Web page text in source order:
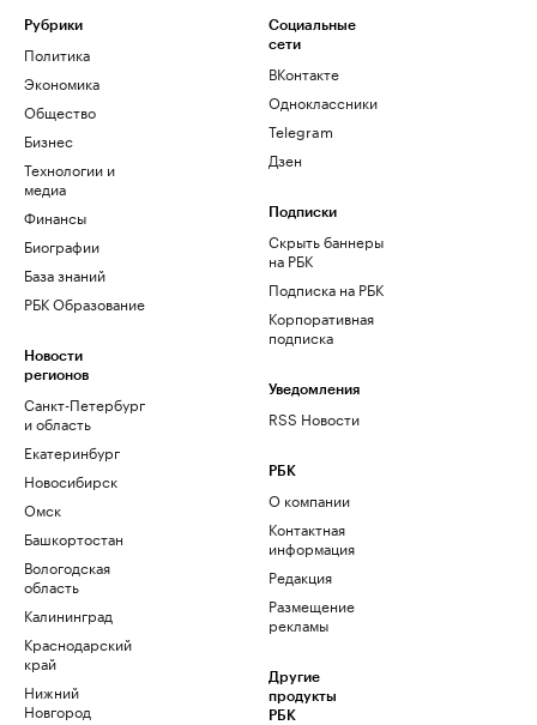
Рубрики
Политика
Экономика
Общество
Бизнес
Технологии и
медиа
Финансы
Биографии
База знаний
РБК Образование
Новости
регионов
Санкт-Петербург
и область
Екатеринбург
Новосибирск
Омск
Башкортостан
Вологодская
область
Калининград
Краснодарский
край
Нижний
Новгород
Социальные
сети
ВКонтакте
Одноклассники
Telegram
Дзен
Подписки
Скрыть баннеры
на РБК
Подписка на РБК
Корпоративная
подписка
Уведомления
RSS Новости
РБК
О компании
Контактная
информация
Редакция
Размещение
рекламы
Другие
продукты
РБК